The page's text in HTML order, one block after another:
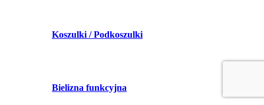
Koszulki / Podkoszulki
Bielizna funkcyjna